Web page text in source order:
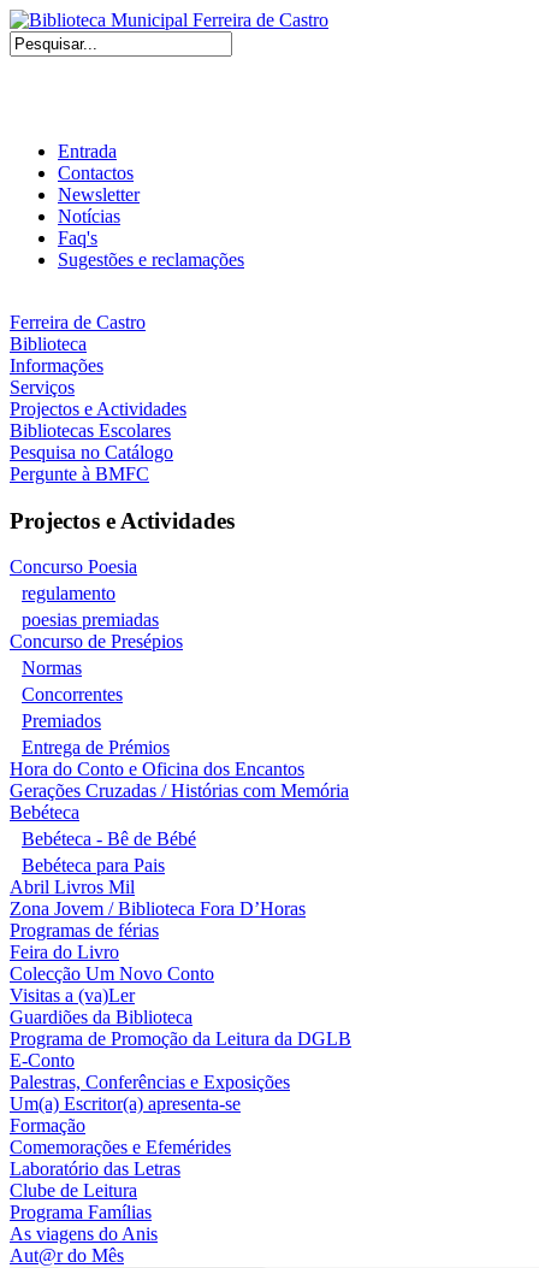
Entrada
Contactos
Newsletter
Notícias
Faq's
Sugestões e reclamações
Ferreira de Castro
Biblioteca
Informações
Serviços
Projectos e Actividades
Bibliotecas Escolares
Pesquisa no Catálogo
Pergunte à BMFC
Projectos e Actividades
Concurso Poesia
regulamento
poesias premiadas
Concurso de Presépios
Normas
Concorrentes
Premiados
Entrega de Prémios
Hora do Conto e Oficina dos Encantos
Gerações Cruzadas / Histórias com Memória
Bebéteca
Bebéteca - Bê de Bébé
Bebéteca para Pais
Abril Livros Mil
Zona Jovem / Biblioteca Fora D’Horas
Programas de férias
Feira do Livro
Colecção Um Novo Conto
Visitas a (va)Ler
Guardiões da Biblioteca
Programa de Promoção da Leitura da DGLB
E-Conto
Palestras, Conferências e Exposições
Um(a) Escritor(a) apresenta-se
Formação
Comemorações e Efemérides
Laboratório das Letras
Clube de Leitura
Programa Famílias
As viagens do Anis
Aut@r do Mês